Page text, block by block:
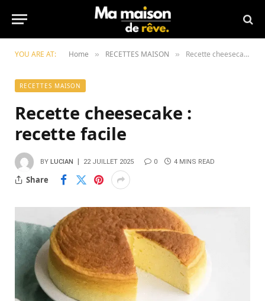
YOU ARE AT: Home » RECETTES MAISON » Recette cheesecake : recette facile
RECETTES MAISON
Recette cheesecake :
recette facile
BY LUCIAN 22 JUILLET 2025 0 4 MINS READ
Share